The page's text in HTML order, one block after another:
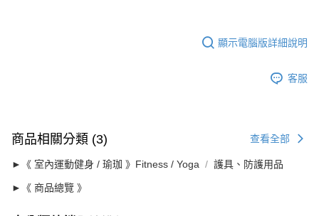
顯示電腦版詳細說明
客服
商品相關分類 (3) 查看全部
►《 室內運動健身 / 瑜珈 》Fitness / Yoga 護具、防護用品
►《 商品總覽 》